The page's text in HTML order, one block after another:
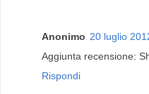
Anonimo 20 luglio
Aggiunta recensione:
Rispondi